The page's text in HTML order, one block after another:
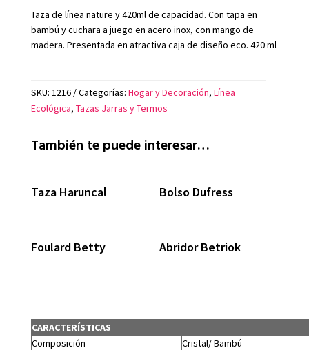
Taza de línea nature y 420ml de capacidad. Con tapa en
bambú y cuchara a juego en acero inox, con mango de
madera. Presentada en atractiva caja de diseño eco. 420 ml
SKU: 1216 Categorías: Hogar y Decoración, Línea
Ecológica, Tazas Jarras y Termos
También te puede interesar…
Taza Haruncal Bolso Dufress
Foulard Betty Abridor Betriok
CARACTERÍSTICAS
Composición
Cristal/ Bambú